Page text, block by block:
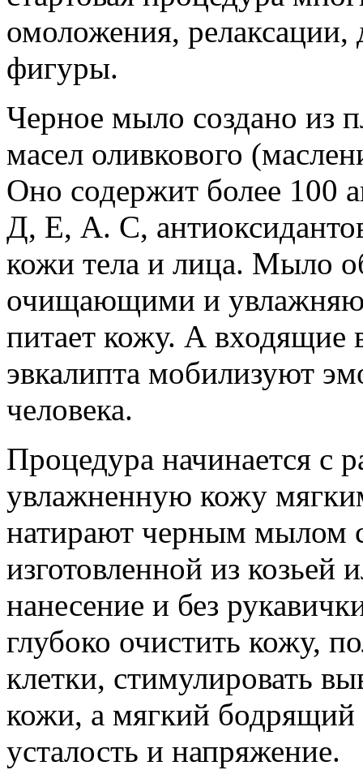
омоложения, релаксации,
фигуры.
Черное мыло создано из
масел оливкового
Оно содержит более 100
Д, Е, А. С,
кожи тела и лица. Мыло
очищающими и
питает кожу. А входящие
эвкалипта мобилизуют
человека.
Процедура начинается с
увлажненную кожу
натирают черным мылом
изготовленной из
нанесение и без
глубоко очистить кожу,
клетки, стимулировать
кожи, а мягкий бодрящий
усталость и напряжение.